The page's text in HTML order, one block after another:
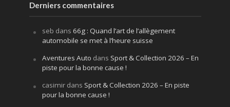
Derniers commentaires
seb dans 66g : Quand l’art de l’allègement
automobile se met à l’heure suisse
Aventures Auto dans Sport & Collection 2026 – En
piste pour la bonne cause !
casimirdans Sport & Collection 2026 – En piste
pour la bonne cause !